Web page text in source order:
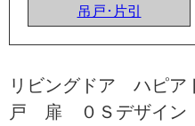
吊戸･片引
リビングドア ハピ
戸 扉 ０Ｓデザイン